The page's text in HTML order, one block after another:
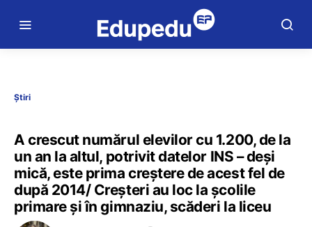
Știri
A crescut numărul elevilor cu 1.200, de la
un an la altul, potrivit datelor INS – deși
mică, este prima creștere de acest fel de
după 2014/ Creșteri au loc la școlile
primare și în gimnaziu, scăderi la liceu